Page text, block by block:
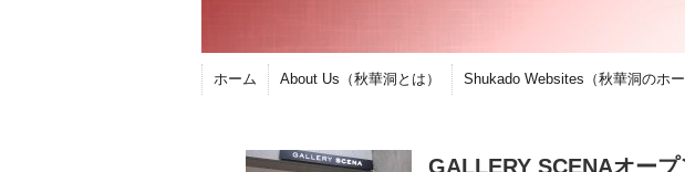
ホーム About Us（秋華洞とは） Shukado Websites（秋華洞のホー
GALLERY SCENAオープ